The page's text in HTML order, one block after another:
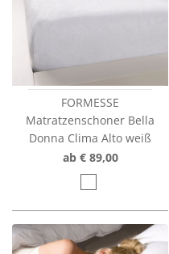
FORMESSE
Matratzenschoner Bella
Donna Clima Alto weiß
ab € 89,00